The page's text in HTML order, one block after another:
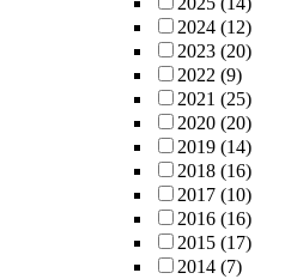
2024 (12)
2023 (20)
2022 (9)
2021 (25)
2020 (20)
2019 (14)
2018 (16)
2017 (10)
2016 (16)
2015 (17)
2014 (7)